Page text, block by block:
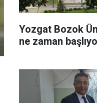
Yozgat Bozok
ne zaman